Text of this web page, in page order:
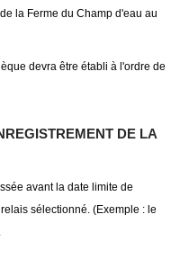
la Ferme du Champ d'eau au
devra être établi à l'ordre de
DE LA
avant la date limite de
sélectionné. (Exemple : le